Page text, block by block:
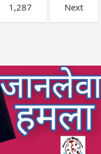
1,287 Next